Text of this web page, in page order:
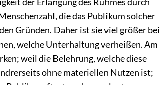
die das Publikum solcher
Gründen. Daher ist sie viel größer bei
welche Unterhaltung verheißen. Am
weil die Belehrung, welche diese
ohne materiellen Nutzen ist;